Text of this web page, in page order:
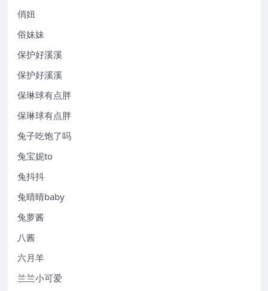
俏妞
俗妹妹
保护好溪溪
保护好溪溪
保琳球有点胖
保琳球有点胖
兔子吃饱了吗
兔宝妮to
兔抖抖
兔晴晴baby
兔萝酱
八酱
六月羊
兰兰小可爱